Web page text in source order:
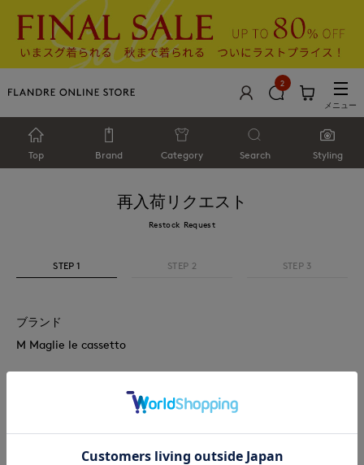
2
メニュー
Top Brand Category Search Styling
再入荷リクエスト
Restock Request
STEP 1 STEP 2 STEP 3
ブランド
M Maglie le cassetto
《M Maglie le cassetto×冨張愛》愛されクラシカル“Lace”ニッ